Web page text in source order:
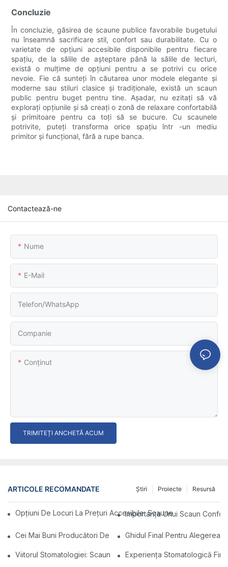
Concluzie
În concluzie, găsirea de scaune publice favorabile bugetului
nu înseamnă sacrificare stil, confort sau durabilitate. Cu o
varietate de opțiuni accesibile disponibile pentru fiecare
spațiu, de la sălile de așteptare până la sălile de lecturi,
există o mulțime de opțiuni pentru a se potrivi cu orice
nevoie. Fie că sunteți în căutarea unor modele elegante și
moderne sau stiluri clasice și tradiționale, există un scaun
public pentru buget pentru tine. Așadar, nu ezitați să vă
explorați opțiunile și să creați o zonă de relaxare confortabilă
și primitoare pentru ca toți să se bucure. Cu scaunele
potrivite, puteți transforma orice spațiu într -un mediu
primitor și funcțional, fără a rupe banca.
Contactează-ne
Nume
E-Mail
Telefon/WhatsApp
Companie
Conţinut
TRIMITEȚI ANCHETĂ ACUM
ARTICOLE RECOMANDATE Resursă
Proiecte
Ştiri
Opțiuni De Locuri La Prețuri Accesibile: Scaune Publice
Importanța Unui Scaun
Cei Mai Buni Producători De Scaune Stomatologice Din China:
Ghidul Final Pentru Alegerea
Viitorul Stomatologiei: Scaune Dentare Moderne Personalizate
Experiența Stomatologică